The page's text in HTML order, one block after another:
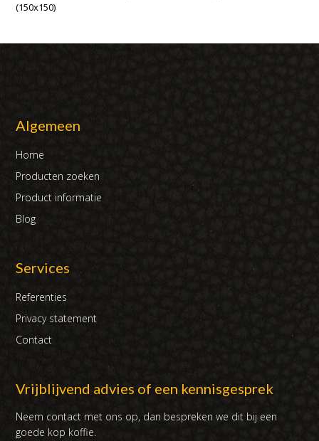
(150x150)
Algemeen
Home
Producten zoeken
Product informatie
Blog
Services
Referenties
Privacy statement
Contact
Vrijblijvend advies of een kennisgesprek
Neem contact met ons op, dan bespreken we dit bij een
goede kop koffie.